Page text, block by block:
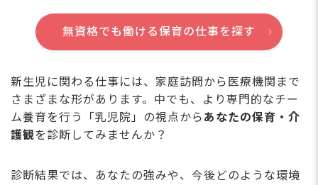
無資格でも働ける保育の仕事を探す
新生児に関わる仕事には、家庭訪問から医療機関まで
さまざまな形があります。中でも、より専門的なチー
ム養育を行う「乳児院」の視点から あなたの保育・介
護観を診断してみませんか？
診断結果では、あなたの強みや、今後どのような環境